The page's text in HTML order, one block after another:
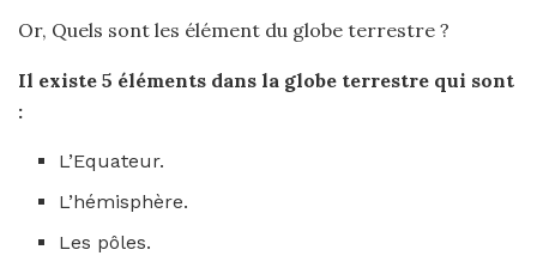
Or, Quels sont les élément du globe terrestre ?
Il existe 5 éléments dans la globe terrestre qui sont
:
L’Equateur.
L’hémisphère.
Les pôles.